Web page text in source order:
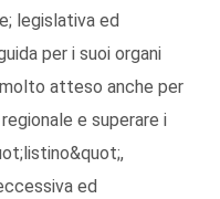
legislativa ed
per i suoi organi
atteso anche per
e superare i
ed